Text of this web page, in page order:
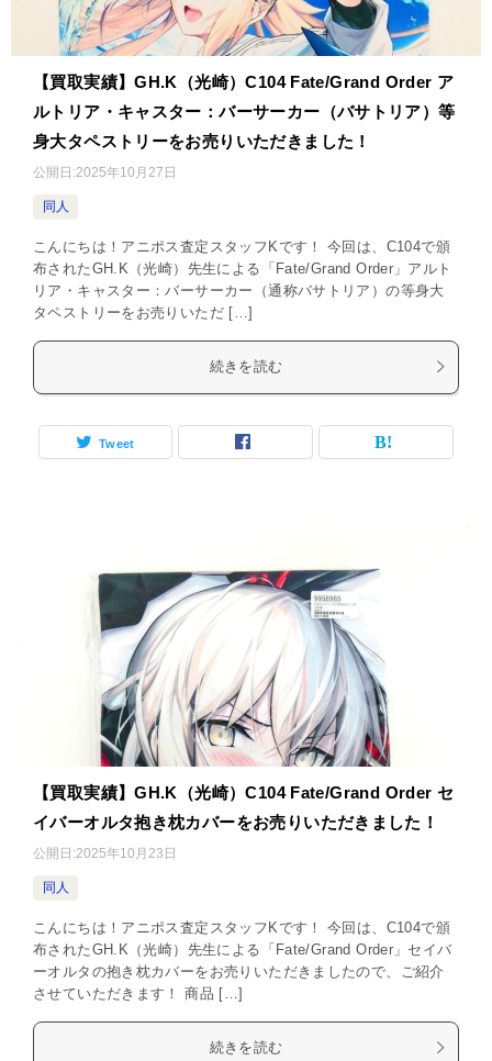
【買取実績】GH.K（光崎）C104 Fate/Grand Order ア
ルトリア・キャスター：バーサーカー（バサトリア）等
身大タペストリーをお売りいただきました！
公開日:2025年10月27日
同人
こんにちは！アニポス査定スタッフKです！ 今回は、C104で頒
布されたGH.K（光崎）先生による「Fate/Grand Order」アルト
リア・キャスター：バーサーカー（通称バサトリア）の等身大
タペストリーをお売りいただ […]
続きを読む
Tweet
【買取実績】GH.K（光崎）C104 Fate/Grand Order セ
イバーオルタ抱き枕カバーをお売りいただきました！
公開日:2025年10月23日
同人
こんにちは！アニポス査定スタッフKです！ 今回は、C104で頒
布されたGH.K（光崎）先生による「Fate/Grand Order」セイバ
ーオルタの抱き枕カバーをお売りいただきましたので、ご紹介
させていただきます！ 商品 […]
続きを読む